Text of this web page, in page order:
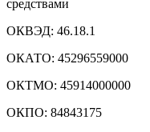
средствами
ОКВЭД: 46.18.1
ОКАТО: 45296559000
ОКТМО: 45914000000
ОКПО: 84843175